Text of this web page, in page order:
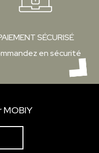
SÉCURISÉ
en sécurité